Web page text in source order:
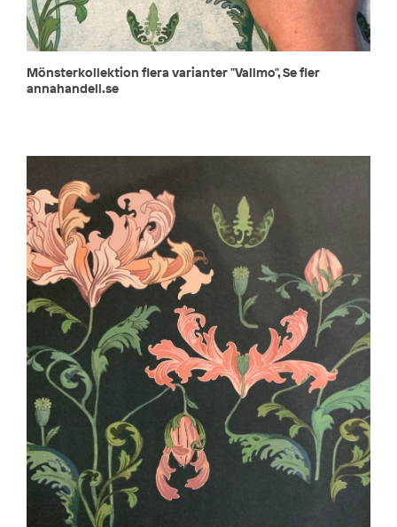
Mönsterkollektion flera varianter "Vallmo", Se fler
annahandell.se